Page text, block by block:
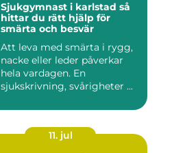
Sjukgymnast i karlstad så
hittar du rätt hjälp för
smärta och besvär
Att leva med smärta i rygg,
nacke eller leder påverkar
hela vardagen. En
sjukskrivning, svårigheter ...
11. jul